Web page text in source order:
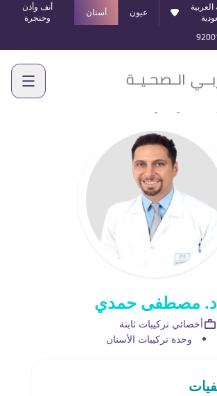
عيون أسنان
أنف وأذن
وحنجرة
د. مصطفى حمدي
أخصائي تركيبات ثابتة
وحدة تركيبات الأسنان